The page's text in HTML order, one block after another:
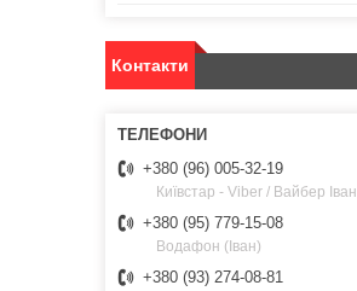
Контакти
+380 (96) 005-32-19
Київстар - Viber / Вайбер Іван
+380 (95) 779-15-08
Водафон (Іван)
+380 (93) 274-08-81